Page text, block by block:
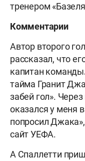
тренером
Комментарии
Автор второго
рассказал, что
капитан команды
тайма Гранит
забей гол».
оказался у меня
попросил
сайт УЕФА.
А Спаллетти